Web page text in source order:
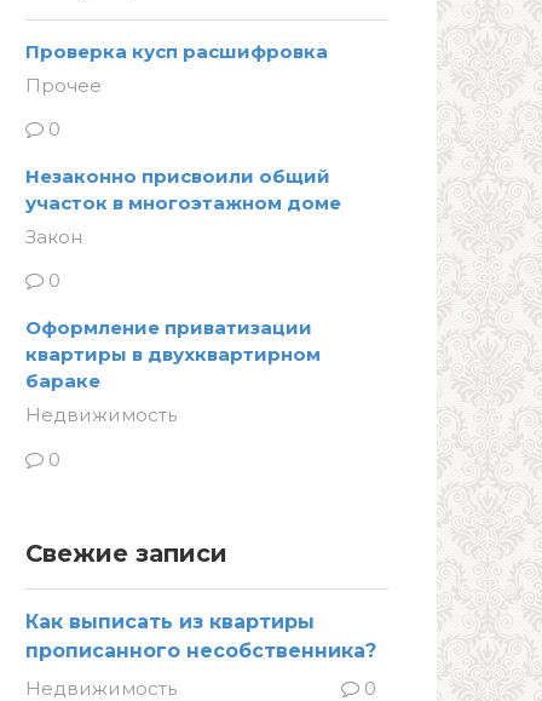
Проверка кусп расшифровка
Прочее
0
Незаконно присвоили общий
участок в многоэтажном доме
Закон
0
Оформление приватизации
квартиры в двухквартирном
бараке
Недвижимость
0
Свежие записи
Как выписать из квартиры
прописанного несобственника?
Недвижимость
0